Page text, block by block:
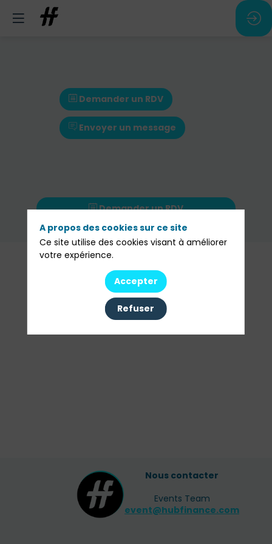
Demander un RDV
Envoyer un message
Demander un RDV
Envoyer un message
Nos
Toutes les sessions
Nous contacter
Events Team
event@hubfinance.com
A propos des cookies sur ce site
Ce site utilise des cookies visant à améliorer
votre expérience.
Accepter
Refuser